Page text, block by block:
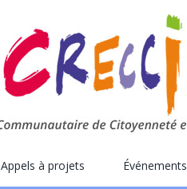
Appels à projets Événements